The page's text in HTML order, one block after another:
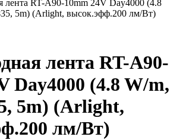
лента RT-A90-10mm 24V Day4000 (4.8
5m) (Arlight, высок.эфф.200 лм/Вт)
лента RT-A90-
Day4000 (4.8 W/m,
5m) (Arlight,
лм/Вт)